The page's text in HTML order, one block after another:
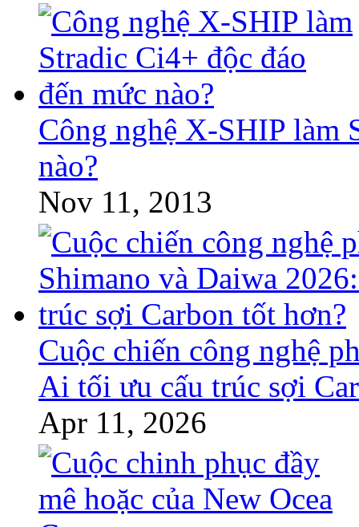
Công nghệ X-SHIP làm
nào?
Nov 11, 2013
Cuộc chiến công nghệ
Ai tối ưu cấu trúc sợi
Apr 11, 2026